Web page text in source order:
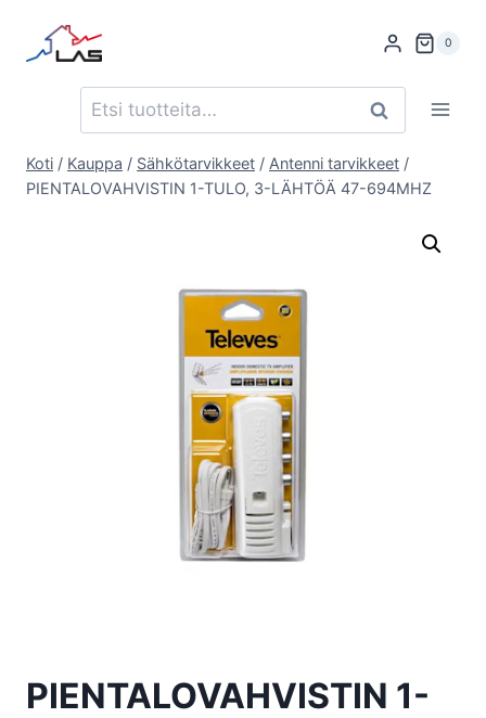
sisältöön
0
Etsi: Haku
Koti / Kauppa / Sähkötarvikkeet / Antenni tarvikkeet /
PIENTALOVAHVISTIN 1-TULO, 3-LÄHTÖÄ 47-694MHZ
PIENTALOVAHVISTIN 1-